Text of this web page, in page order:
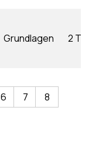
Grundlagen 2 Tage
6 7
8